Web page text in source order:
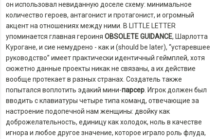
он использовал невиданную доселе схему: минимальное
количество героев, антагонист и протагонист, и огромный
акцент на отношениях между ними. В LITTLE LETTER
упоминается главная героиня OBSOLETE GUIDANCE, Шарлотта
Курогане, и сие немудрено - как и (should be later), “устаревшее
руководство” имеет практически идентичный геймплей, хотя
сюжетно данные проекты никак не связаны, а их действие
вообще протекает в разных странах. Создатель также
попытался воплотить эдакий мини-парсер . Игрок должен был
вводить с клавиатуры четыре типа команд, отвечающие за
настроение подопечной нам женщины: двойку как
доброжелательность, единицу как холодок, ноль в качестве
игнора и любое другое значение, которое играло роль флуда,